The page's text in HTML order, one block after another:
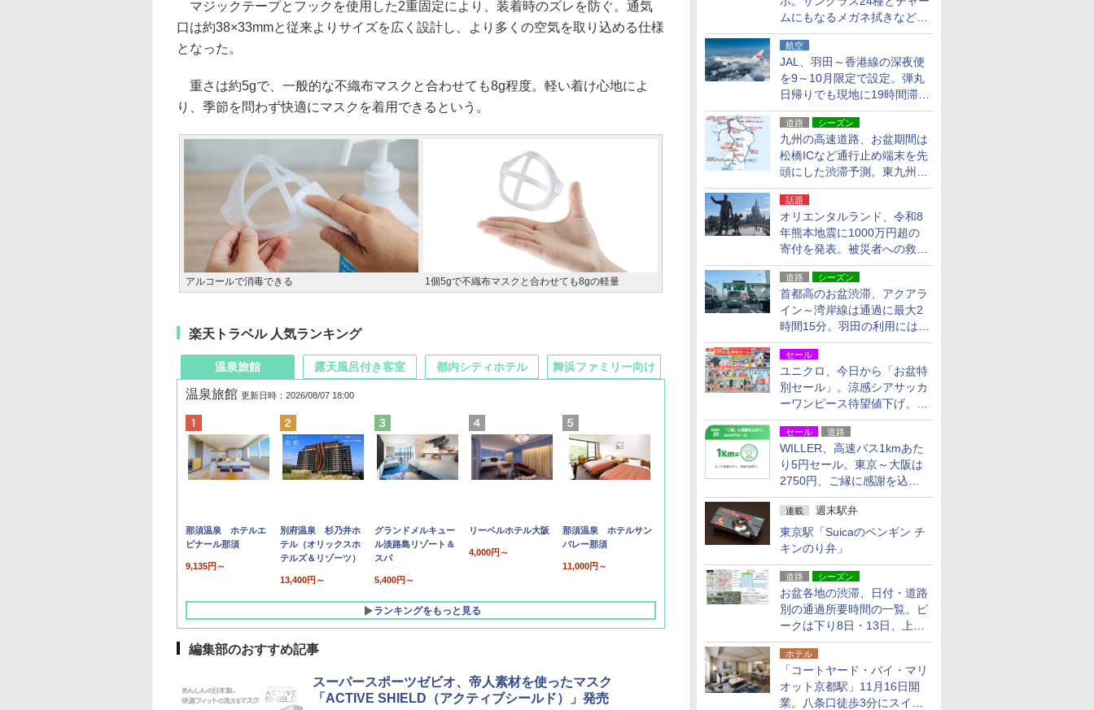
ムにもなるメガネ拭きなど雑
貨24種
航空
JAL、羽田～香港線の深夜便
を9～10月限定で設定。弾丸
日帰りでも現地に19時間滞在
できる
道路 シーズン
九州の高速道路、お盆期間は
松橋ICなど通行止め端末を先
頭にした渋滞予測。東九州道
への迂回は料金調整を実施
話題
オリエンタルランド、令和8
年熊本地震に1000万円超の
寄付を発表。被災者への救援
活動・復旧支援
道路 シーズン
首都高のお盆渋滞、アクアラ
イン～湾岸線は通過に最大2
時間15分。羽田の利用には
「空港西出口」の利用検討を
セール
ユニクロ、今日から「お盆特
別セール」。涼感シアサッカ
ーワンピース待望値下げ、撥
水ギアショーツは1990円に
セール 道路
WILLER、高速バス1kmあた
り5円セール。東京～大阪は
2750円、ご縁に感謝を込め
た20周年記念キャンペーン
連載 週末駅弁
東京駅「Suicaのペンギン チ
キンのり弁」
道路 シーズン
お盆各地の渋滞、日付・道路
別の通過所要時間の一覧。ピ
ークは下り8日・13日、上り
14日・15日
ホテル
「コートヤード・バイ・マリ
オット京都駅」11月16日開
業。八条口徒歩3分にスイー
マジックテープとフックを使用した2重固定により、装着時のズレを防ぐ。通気
口は約38×33mmと従来よりサイズを広く設計し、より多くの空気を取り込める仕様
となった。
重さは約5gで、一般的な不織布マスクと合わせても8g程度。軽い着け心地によ
り、季節を問わず快適にマスクを着用できるという。
アルコールで消毒できる 1個5gで不織布マスクと合わせても8gの軽量
楽天トラベル 人気ランキング
温泉旅館
温泉旅館 更新日時：2026/08/07 18:00
那須温泉 ホテルエ
ピナール那須
9,135円～
別府温泉 杉乃井ホ
テル（オリックスホ
テルズ＆リゾーツ）
13,400円～
グランドメルキュー
ル淡路島リゾート＆
スパ
5,400円～
リーベルホテル大阪
4,000円～
那須温泉 ホテルサン
バレー那須
11,000円～
ランキングをもっと見る
露天風呂付き客室 都内シティホテル 舞浜ファミリー向け
編集部のおすすめ記事
スーパースポーツゼビオ、帝人素材を使ったマスク
「ACTIVE SHIELD（アクティブシールド）」発売